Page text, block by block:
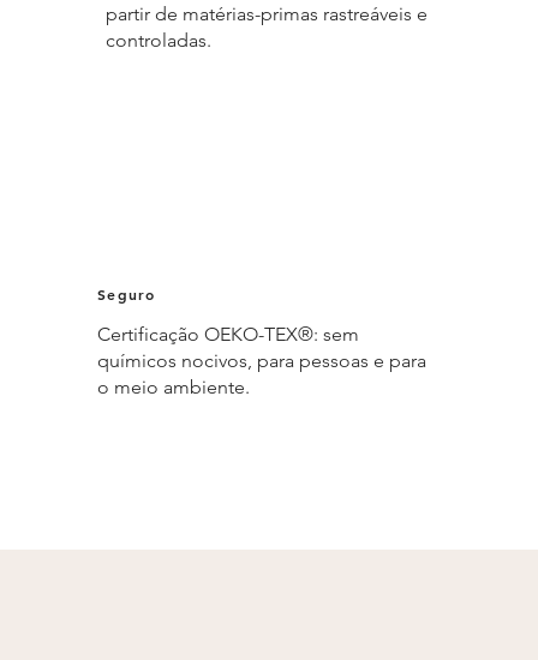
partir de matérias-primas rastreáveis e
controladas.
Seguro
Certificação OEKO-TEX®: sem
químicos nocivos, para pessoas e para
o meio ambiente.